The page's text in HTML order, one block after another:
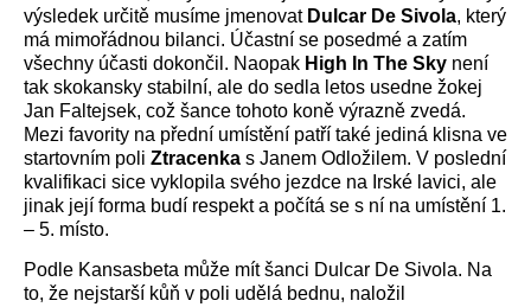
výsledek určitě musíme jmenovat Dulcar De Sivola, který
má mimořádnou bilanci. Účastní se posedmé a zatím
všechny účasti dokončil. Naopak High In The Sky není
tak skokansky stabilní, ale do sedla letos usedne žokej
Jan Faltejsek, což šance tohoto koně výrazně zvedá.
Mezi favority na přední umístění patří také jediná klisna ve
startovním poli Ztracenka s Janem Odložilem. V poslední
kvalifikaci sice vyklopila svého jezdce na Irské lavici, ale
jinak její forma budí respekt a počítá se s ní na umístění 1.
– 5. místo.
Podle Kansasbeta může mít šanci Dulcar De Sivola. Na
to, že nejstarší kůň v poli udělá bednu, naložil